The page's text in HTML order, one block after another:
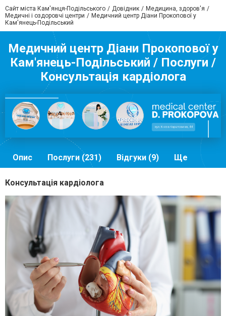
Сайт міста Кам'янця-Подільського Довідник
Медицина, здоров'я
Медичні і оздоровчі центри
Медичний центр Діани Прокопової у
Кам'янець-Подільський
Медичний центр Діани Прокопової у
Кам'янець-Подільський / Послуги /
Консультація кардіолога
Опис Послуги (231) Відгуки (9) Ще
Консультація кардіолога